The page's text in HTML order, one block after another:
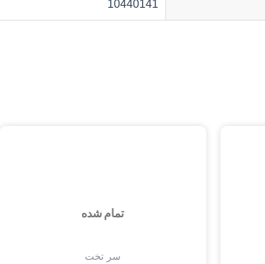
10440141
تمام شده
سر تخت